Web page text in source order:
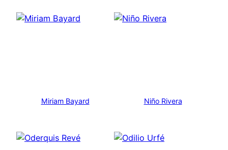
Miriam Bayard Niño Rivera